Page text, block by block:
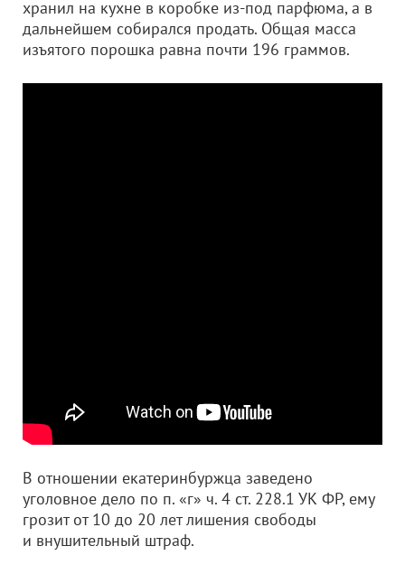
хранил на кухне в коробке из-под парфюма, а в
дальнейшем собирался продать. Общая масса
изъятого порошка равна почти 196 граммов.
В отношении екатеринбуржца заведено
уголовное дело по п. «г» ч. 4 ст. 228.1 УК ФР, ему
грозит от 10 до 20 лет лишения свободы
и внушительный штраф.